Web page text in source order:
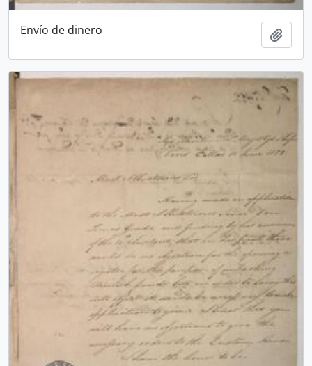
Envío de dinero